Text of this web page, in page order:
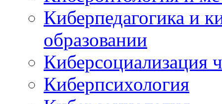
Киберпедагогика и
образовании
Киберсоциализация
Киберпсихология